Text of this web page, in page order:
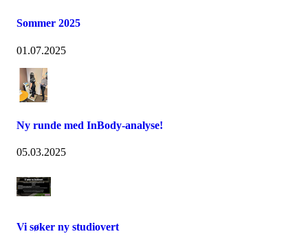
Sommer 2025
01.07.2025
Ny runde med InBody-analyse!
05.03.2025
Vi søker ny studiovert